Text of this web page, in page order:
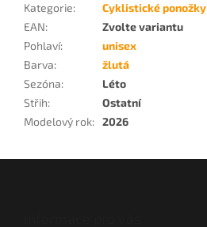
Kategorie:
Cyklistické ponožky
EAN:
Zvolte variantu
Pohlaví:
unisex
Barva:
žlutá
Sezóna:
Léto
Střih:
Ostatní
Modelový rok: 2026